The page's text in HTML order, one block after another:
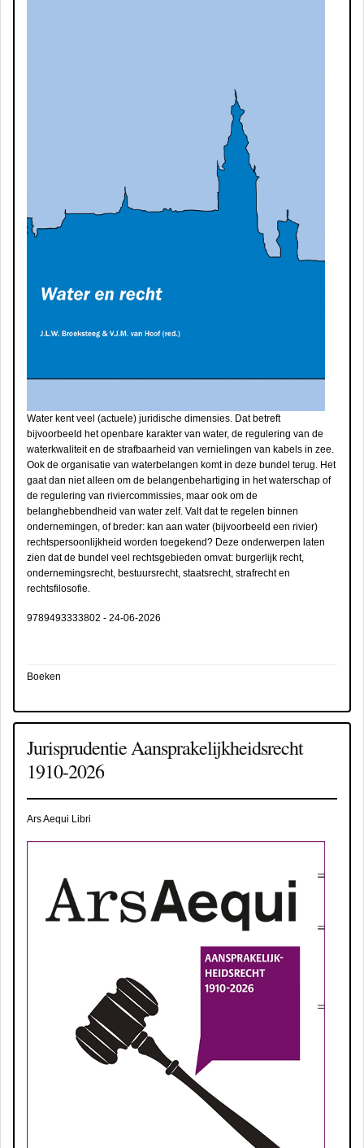
Water kent veel (actuele) juridische dimensies. Dat betreft
bijvoorbeeld het openbare karakter van water, de regulering van de
waterkwaliteit en de strafbaarheid van vernielingen van kabels in zee.
Ook de organisatie van waterbelangen komt in deze bundel terug. Het
gaat dan niet alleen om de belangenbehartiging in het waterschap of
de regulering van riviercommissies, maar ook om de
belanghebbendheid van water zelf. Valt dat te regelen binnen
ondernemingen, of breder: kan aan water (bijvoorbeeld een rivier)
rechtspersoonlijkheid worden toegekend? Deze onderwerpen laten
zien dat de bundel veel rechtsgebieden omvat: burgerlijk recht,
ondernemingsrecht, bestuursrecht, staatsrecht, strafrecht en
rechtsfilosofie.
9789493333802 - 24-06-2026
Boeken
Jurisprudentie Aansprakelijkheidsrecht
1910-2026
Ars Aequi Libri